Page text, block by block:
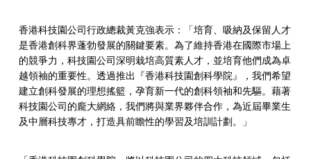
香港科技園公司行政總裁黃克強表示：「培育、吸納及保留人才
是香港創科界蓬勃發展的關鍵要素。為了維持香港在國際市場上
的競爭力，科技園公司深明栽培高質素人才，並培育他們成為卓
越領袖的重要性。透過推出『香港科技園創科學院』，我們希望
建立創科發展的理想搖籃，孕育新一代的創科領袖和先驅。藉著
科技園公司的龐大網絡，我們將與業界夥伴合作，為近屆畢業生
及中層科技專才，打造具前瞻性的學習及培訓計劃。」